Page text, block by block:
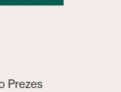
Prezes